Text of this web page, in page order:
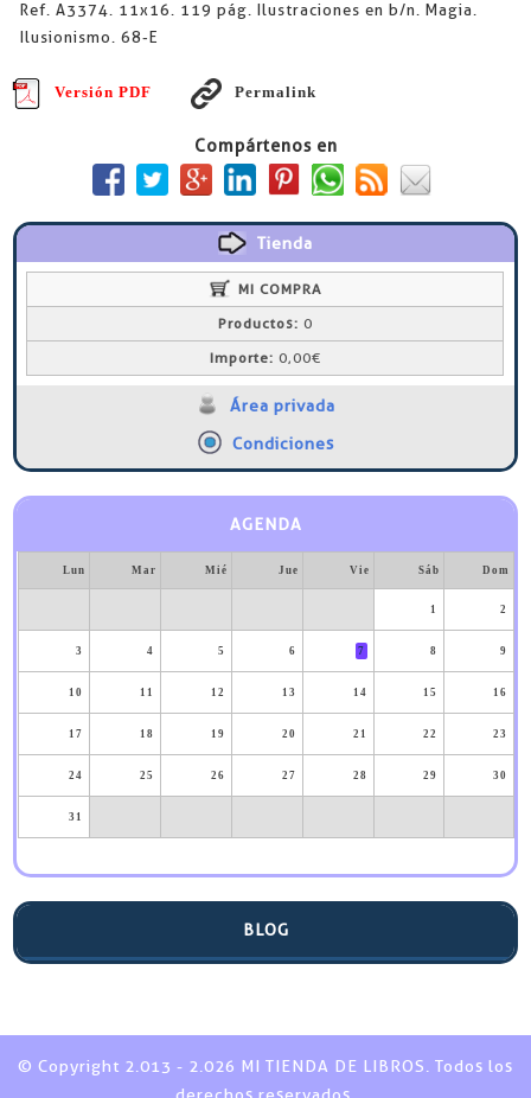
Ref. A3374. 11x16. 119 pág. Ilustraciones en b/n. Magia.
Ilusionismo. 68-E
Versión PDF Permalink
Compártenos en
Tienda
MI COMPRA
Productos: 0
Importe: 0,00€
Área privada
Condiciones
AGENDA
Lun Mar Mié Jue Vie Sáb Dom
1 2
3 4 5 6 7 8 9
10 11 12 13 14 15 16
17 18 19 20 21 22 23
24 25 26 27 28 29 30
31
BLOG
© Copyright 2.013 - 2.026 MI TIENDA DE LIBROS. Todos los